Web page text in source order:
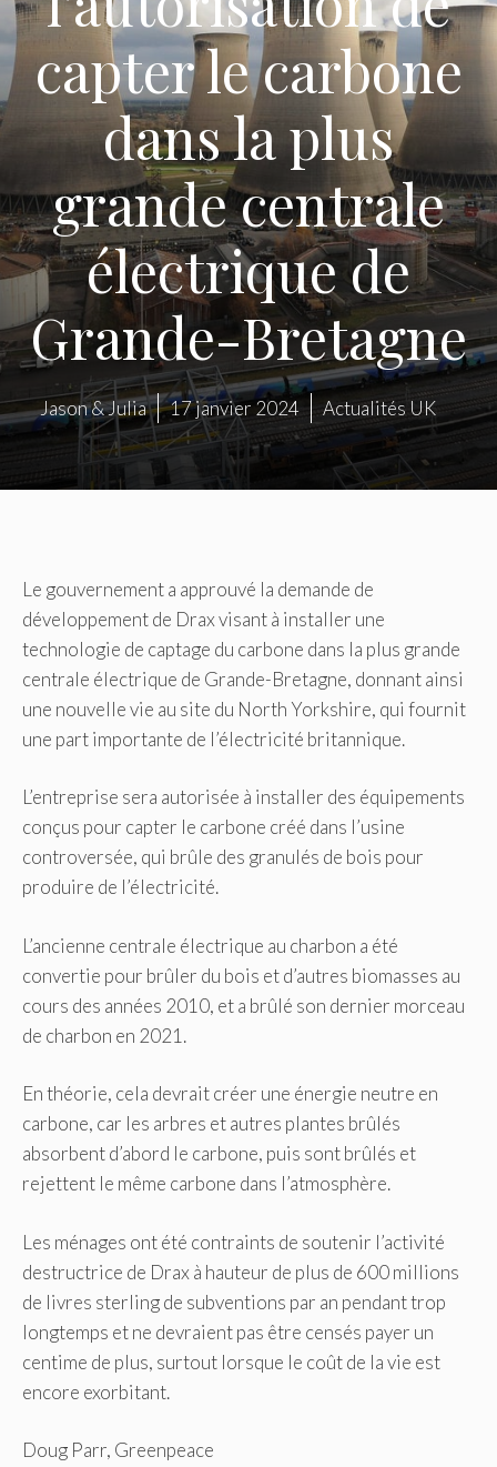
capter le carbone
dans la plus
grande centrale
électrique de
Grande-Bretagne
Jason & Julia 17 janvier 2024 Actualités UK
Le gouvernement a approuvé la demande de
développement de Drax visant à installer une
technologie de captage du carbone dans la plus grande
centrale électrique de Grande-Bretagne, donnant ainsi
une nouvelle vie au site du North Yorkshire, qui fournit
une part importante de l’électricité britannique.
L’entreprise sera autorisée à installer des équipements
conçus pour capter le carbone créé dans l’usine
controversée, qui brûle des granulés de bois pour
produire de l’électricité.
L’ancienne centrale électrique au charbon a été
convertie pour brûler du bois et d’autres biomasses au
cours des années 2010, et a brûlé son dernier morceau
de charbon en 2021.
En théorie, cela devrait créer une énergie neutre en
carbone, car les arbres et autres plantes brûlés
absorbent d’abord le carbone, puis sont brûlés et
rejettent le même carbone dans l’atmosphère.
Les ménages ont été contraints de soutenir l’activité
destructrice de Drax à hauteur de plus de 600 millions
de livres sterling de subventions par an pendant trop
longtemps et ne devraient pas être censés payer un
centime de plus, surtout lorsque le coût de la vie est
encore exorbitant.
Doug Parr, Greenpeace